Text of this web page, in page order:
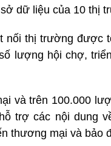
dữ liệu của 10 thị
nối thị trường được
lượng hội chợ,
và trên 100.000
trợ các nội dung
thương mại và bảo